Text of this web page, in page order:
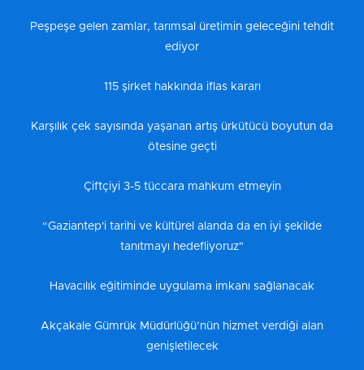
Peşpeşe gelen zamlar, tarımsal üretimin geleceğini tehdit
ediyor
115 şirket hakkında iflas kararı
Karşılık çek sayısında yaşanan artış ürkütücü boyutun da
ötesine geçti
Çiftçiyi 3-5 tüccara mahkum etmeyin
“Gaziantep'i tarihi ve kültürel alanda da en iyi şekilde
tanıtmayı hedefliyoruz"
Havacılık eğitiminde uygulama imkanı sağlanacak
Akçakale Gümrük Müdürlüğü’nün hizmet verdiği alan
genişletilecek